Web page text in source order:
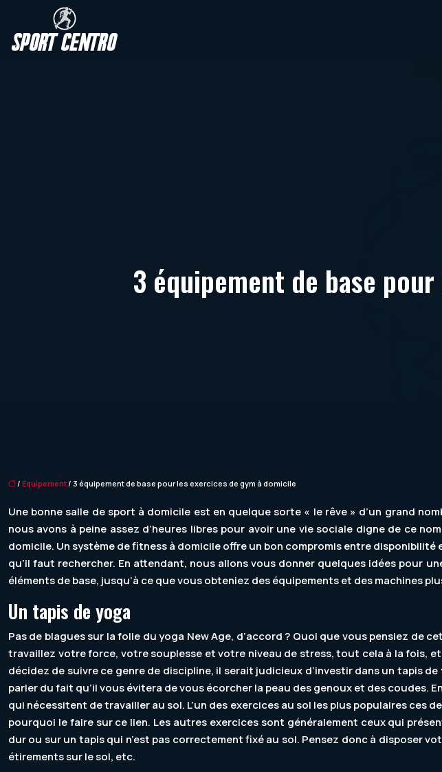
3 équipement de base
/ Equipement/ 3 équipement de base pour les exercices de gym à domicile
Une bonne salle de sport à domicile est en quelque sorte « le rêve » d’un grand
nous avons à peine assez d’heures libres pour avoir une vie sociale digne de ce
domicile. Un système de fitness à domicile offre un bon compromis entre
qu’il faut rechercher. En attendant, nous allons vous donner quelques idées pour
éléments de base, jusqu’à ce que vous obteniez des équipements et des machines
Un tapis de yoga
Pas de blagues sur la folie du yoga New Age, d’accord ? Quoi que vous pensiez
travaillez votre force, votre souplesse et votre niveau de stress, tout cela à la fois,
décidez de suivre ce genre de discipline, il serait judicieux d’investir dans un tapis
parler du fait qu’il vous évitera de vous écorcher la peau des genoux et des coudes.
qui nécessitent de travailler au sol. L’un des exercices au sol les plus populaires
pourquoi le faire sur ce lien. Les autres exercices sont généralement ceux qui
dur ou sur un tapis qui n’est pas correctement fixé au sol. Pensez donc à disposer
étirements sur le sol, etc.